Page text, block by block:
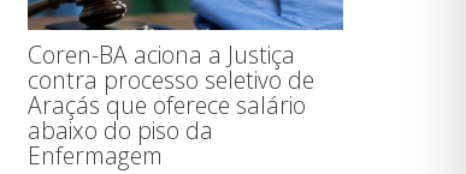
Coren-BA aciona a Justiça
contra processo seletivo de
Araçás que oferece salário
abaixo do piso da
Enfermagem